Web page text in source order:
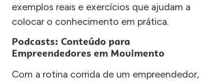
exemplos reais e exercícios que ajudam a
colocar o conhecimento em prática.
Podcasts: Conteúdo para
Empreendedores em Movimento
Com a rotina corrida de um empreendedor,